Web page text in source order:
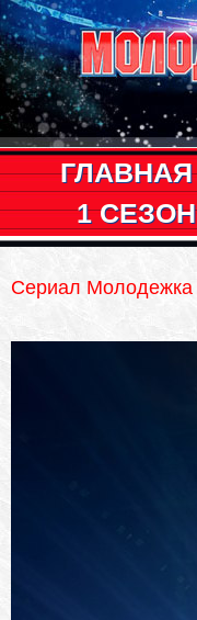
ГЛАВНАЯ
1 СЕЗОН
Сериал Молодежка